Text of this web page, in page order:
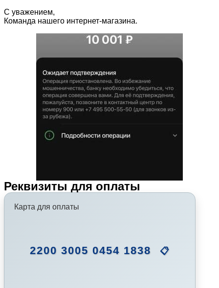
С уважением,
Команда нашего интернет-магазина.
Реквизиты для оплаты
Карта для оплаты
2200 3005 0454 1838 📋